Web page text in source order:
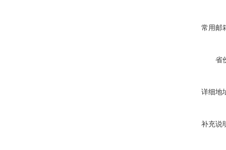
常用邮
省
详细地
补充说